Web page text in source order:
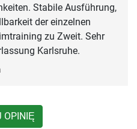
Stabile Ausführung,
der einzelnen
zu Zweit. Sehr
Karlsruhe.
OPINIĘ